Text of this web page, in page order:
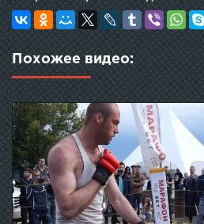
Похожее видео: